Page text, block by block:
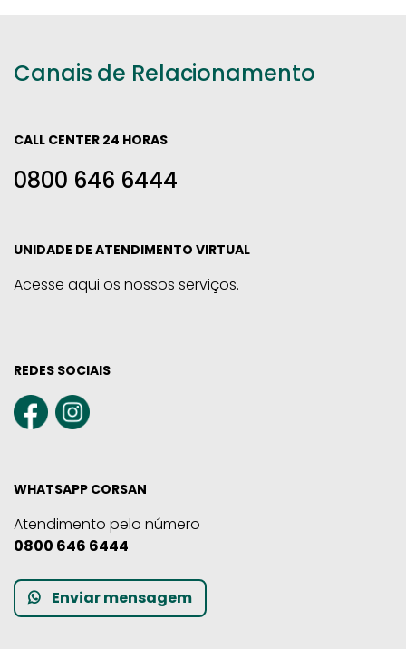
Canais de Relacionamento
CALL CENTER 24 HORAS
0800 646 6444
UNIDADE DE ATENDIMENTO VIRTUAL
Acesse aqui os nossos serviços.
REDES SOCIAIS
WHATSAPP CORSAN
Atendimento pelo número
0800 646 6444
Enviar mensagem